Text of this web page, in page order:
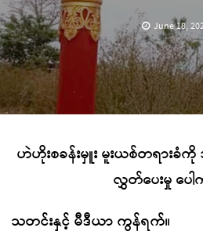
June 18,
ဟဲဟိုးစခန်းမှူး မူးယစ်တရားခံ
လွှတ်ပေးမှု ပေါ
သတင်းနှင့် မီဒီယာ ကွန်ရက်။